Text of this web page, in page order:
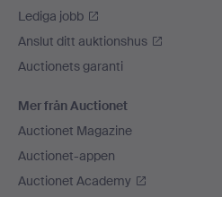
Lediga jobb
Anslut ditt auktionshus
Auctionets garanti
Mer från Auctionet
Auctionet Magazine
Auctionet-appen
Auctionet Academy